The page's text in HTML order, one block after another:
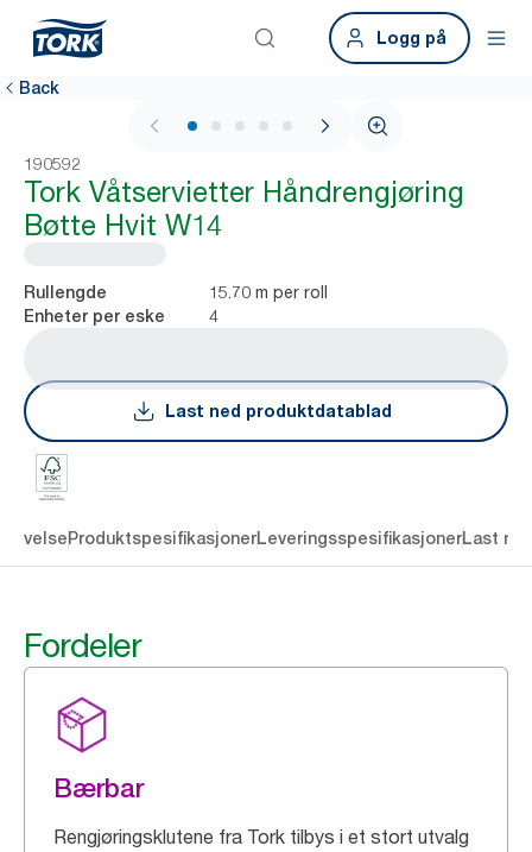
Logg på
Back
1 / 6
190592
Tork Våtservietter Håndrengjøring
Bøtte Hvit W14
Rullengde 15.70 m per roll
Enheter per eske 4
Last ned produktdatablad
ProduktspesifikasjonerLeveringsspesifikasjonerLast
Fordeler
Bærbar
Rengjøringsklutene fra Tork tilbys i et stort utvalg